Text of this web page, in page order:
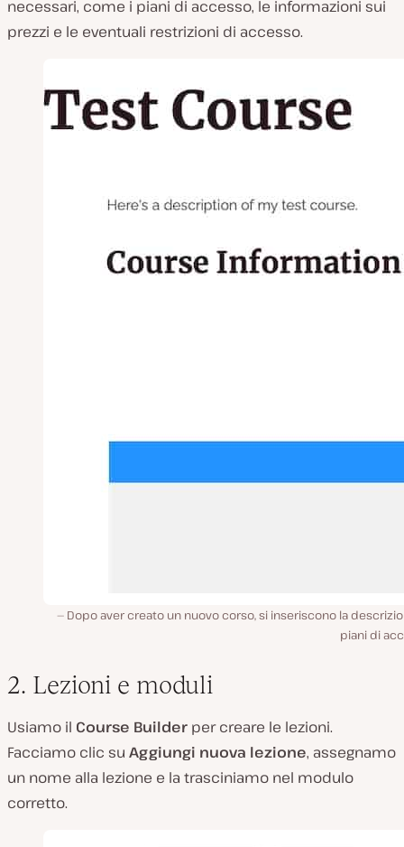
necessari, come i piani di accesso, le informazioni sui
prezzi e le eventuali restrizioni di accesso.
Dopo aver creato un nuovo corso, si inseriscono la
piani di
2. Lezioni e moduli
Usiamo il Course Builder per creare le lezioni.
Facciamo clic su Aggiungi nuova lezione, assegnamo
un nome alla lezione e la trasciniamo nel modulo
corretto.